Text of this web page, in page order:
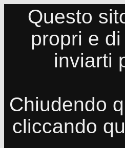
Questo
propri e
inviarti
Chiudendo
cliccando